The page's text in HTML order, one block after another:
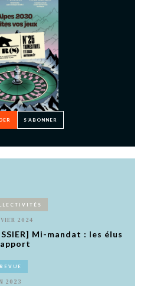
S’ABONNER
2024
Mi-mandat : les élus
2023